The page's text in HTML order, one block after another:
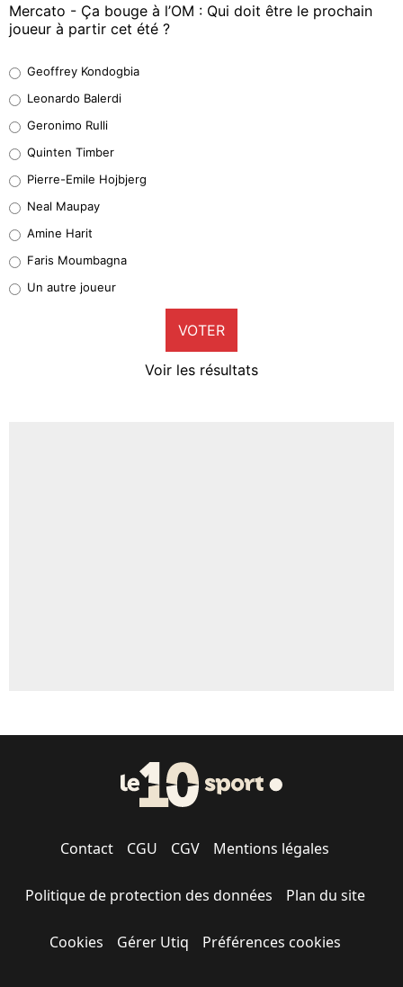
Mercato - Ça bouge à l’OM : Qui doit être le prochain
joueur à partir cet été ?
38%
32%
5%
1%
9%
Geoffrey Kondogbia
Leonardo Balerdi
Geronimo Rulli
Quinten Timber
Pierre-Emile Hojbjerg
Neal Maupay
Amine Harit
Faris Moumbagna
Un autre joueur
VOTER
Voir les résultats
Contact CGU CGV Mentions légales
Politique de protection des données Plan du site
Cookies Gérer Utiq Préférences cookies